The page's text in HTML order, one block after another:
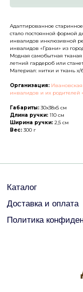
Адаптированное
стало постоянной формой
инвалидов инклюзивной
инвалидов «Грани» из
Модная самобытная
летний гардероб или
Материал: нитки и ткань х/
Организация:
инвалидов и их родителей
Габариты: 30х38х5 см
Длина ручки: 110 см
Ширина ручки: 2,5 см
Вес: 300 г
© Все права
Каталог
Доставка и оплата
Политика